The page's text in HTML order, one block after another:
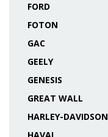
FORD
FOTON
GAC
GEELY
GENESIS
GREAT WALL
HARLEY-DAVIDSON